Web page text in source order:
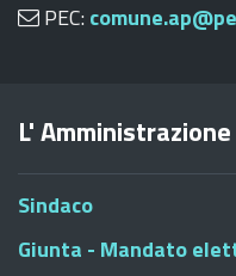
PEC:
L' Amministrazione
Sindaco
Giunta - Mandato